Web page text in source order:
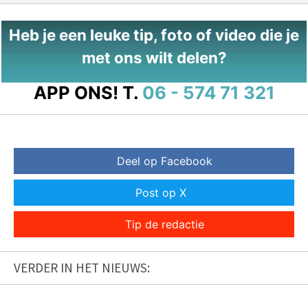
Heb je een leuke tip, foto of video die je
met ons wilt delen?
APP ONS! T. 06 - 574 71 321
Deel op Facebook
Post op X
Tip de redactie
VERDER IN HET NIEUWS: